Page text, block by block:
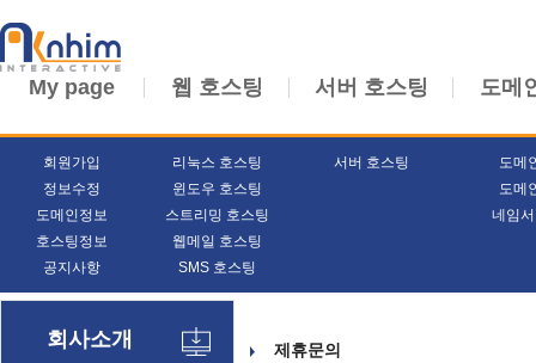
My page 웹 호스팅 서버 호스팅 도메
회원가입
정보수정
도메인정보
호스팅정보
공지사항
리눅스 호스팅
윈도우 호스팅
스트리밍 호스팅
웹메일 호스팅
SMS 호스팅
서버 호스팅
도메
도메
네임
회사소개 제휴문의